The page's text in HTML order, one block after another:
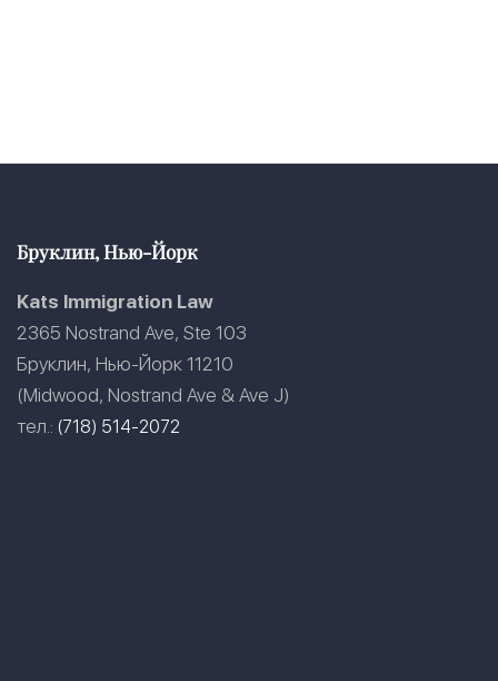
Бруклин, Нью-Йорк
Kats Immigration Law
2365 Nostrand Ave, Ste 103
Бруклин, Нью-Йорк 11210
(Midwood, Nostrand Ave & Ave J)
тел.: (718) 514-2072